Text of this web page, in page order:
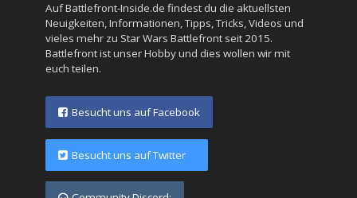
Auf Battlefront-Inside.de findest du die aktuellsten
Neuigkeiten, Informationen, Tipps, Tricks, Videos und
vieles mehr zu Star Wars Battlefront seit 2015.
Battlefront ist unser Hobby und dies wollen wir mit
euch teilen.
Besucht uns auf Facebook
Besucht uns auf Twitter